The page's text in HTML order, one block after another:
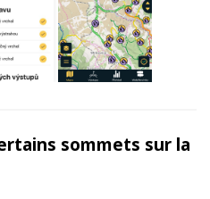
sommets sur la